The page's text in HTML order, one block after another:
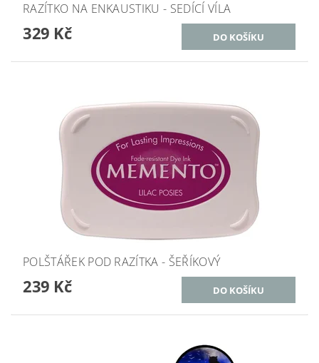
RAZÍTKO NA ENKAUSTIKU - SEDÍCÍ VÍLA
329 Kč
POLŠTÁŘEK POD RAZÍTKA - ŠEŘÍKOVÝ
239 Kč